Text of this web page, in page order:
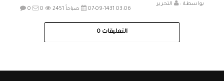
بواسطة :
التحرير
07-09-1431 03:06 صباحاً
0 0 2451
التعليقات 0